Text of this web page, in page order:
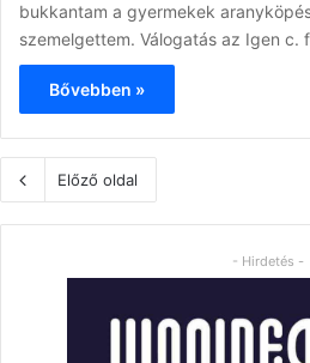
bukkantam a gyermekek
szemelgettem. Válogatás az Igen c.
Bővebben »
Előző oldal
- Hirdetés -